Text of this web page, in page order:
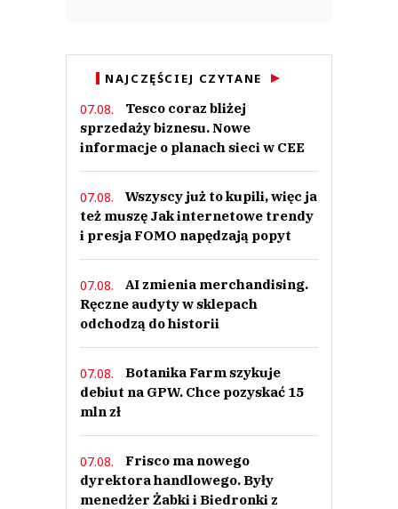
NAJCZĘŚCIEJ CZYTANE
07.08.
Tesco coraz bliżej
sprzedaży biznesu. Nowe
informacje o planach sieci w CEE
07.08.
Wszyscy już to kupili, więc ja
też muszę Jak internetowe trendy
i presja FOMO napędzają popyt
07.08.
AI zmienia merchandising.
Ręczne audyty w sklepach
odchodzą do historii
07.08.
Botanika Farm szykuje
debiut na GPW. Chce pozyskać 15
mln zł
07.08.
Frisco ma nowego
dyrektora handlowego. Były
menedżer Żabki i Biedronki z